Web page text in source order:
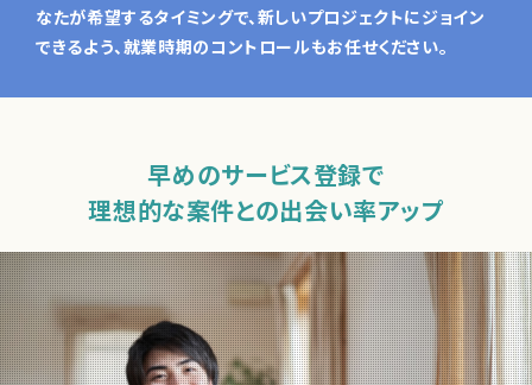
なたが希望するタイミングで、新しいプロジェクトにジョイン
できるよう、就業時期のコントロールもお任せください。
早めのサービス登録で
理想的な案件との出会い率アップ